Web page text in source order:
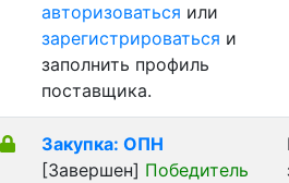
авторизоваться или
зарегистрироваться и
заполнить профиль
поставщика.
Закупка: ОПН
[Завершен] Победитель